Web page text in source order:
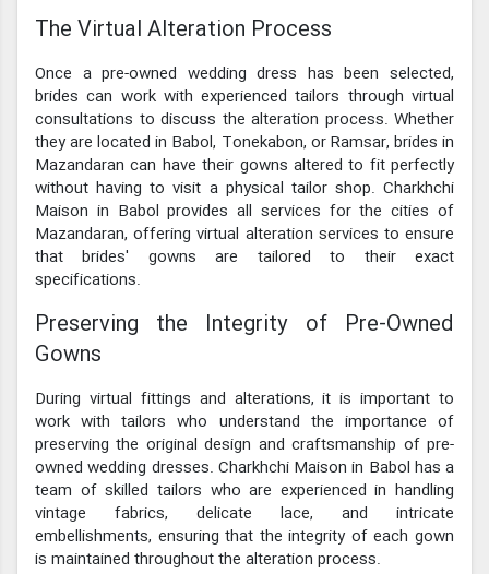
The Virtual Alteration Process
Once a pre-owned wedding dress has been selected,
brides can work with experienced tailors through virtual
consultations to discuss the alteration process. Whether
they are located in Babol, Tonekabon, or Ramsar, brides in
Mazandaran can have their gowns altered to fit perfectly
without having to visit a physical tailor shop. Charkhchi
Maison in Babol provides all services for the cities of
Mazandaran, offering virtual alteration services to ensure
that brides' gowns are tailored to their exact
specifications.
Preserving the Integrity of Pre-Owned
Gowns
During virtual fittings and alterations, it is important to
work with tailors who understand the importance of
preserving the original design and craftsmanship of pre-
owned wedding dresses. Charkhchi Maison in Babol has a
team of skilled tailors who are experienced in handling
vintage fabrics, delicate lace, and intricate
embellishments, ensuring that the integrity of each gown
is maintained throughout the alteration process.